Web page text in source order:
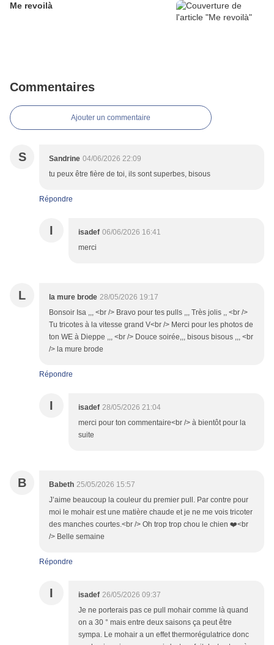
Me revoilà
Commentaires
Ajouter un commentaire
S Sandrine 04/06/2026 22:09
tu peux être fière de toi, ils sont superbes, bisous
Répondre
I isadef 06/06/2026 16:41
merci
L la mure brode 28/05/2026 19:17
Bonsoir Isa ,,, <br /> Bravo pour tes pulls ,,, Très jolis ,, <br />
Tu tricotes à la vitesse grand V<br /> Merci pour les photos de
ton WE à Dieppe ,,, <br /> Douce soirée,,, bisous bisous ,,, <br
/> la mure brode
Répondre
I isadef 28/05/2026 21:04
merci pour ton commentaire<br /> à bientôt pour la
suite
B Babeth 25/05/2026 15:57
J’aime beaucoup la couleur du premier pull. Par contre pour
moi le mohair est une matière chaude et je ne me vois tricoter
des manches courtes.<br /> Oh trop trop chou le chien ❤️<br
/> Belle semaine
Répondre
I isadef 26/05/2026 09:37
Je ne porterais pas ce pull mohair comme là quand
on a 30 ° mais entre deux saisons ça peut être
sympa. Le mohair a un effet thermorégulatrice donc